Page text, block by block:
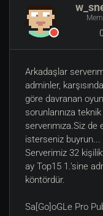
Arkadaşlar
adminler,
göre davranan
sorunlarınıza
serverımıza.Siz
isterseniz buyrun...
Serverimiz 32
ay Top15 1.'sine
köntördür.
Sa[Go]oGLe Pro